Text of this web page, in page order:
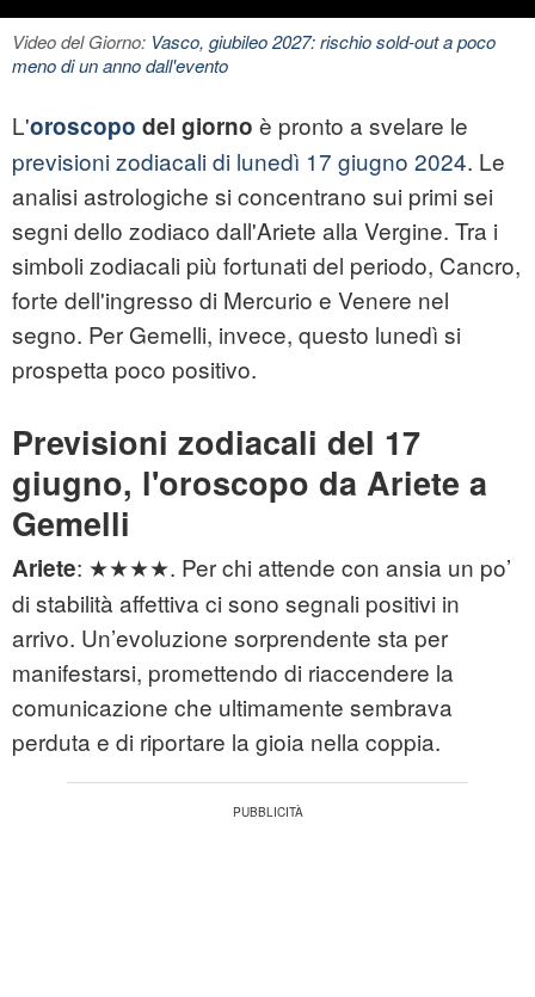
Video del Giorno: Vasco, giubileo 2027: rischio sold-out a poco
meno di un anno dall'evento
L'oroscopo del giorno è pronto a svelare le
previsioni zodiacali di lunedì 17 giugno 2024. Le
analisi astrologiche si concentrano sui primi sei
segni dello zodiaco dall'Ariete alla Vergine. Tra i
simboli zodiacali più fortunati del periodo, Cancro,
forte dell'ingresso di Mercurio e Venere nel
segno. Per Gemelli, invece, questo lunedì si
prospetta poco positivo.
Previsioni zodiacali del 17
giugno, l'oroscopo da Ariete a
Gemelli
Ariete: ★★★★. Per chi attende con ansia un po’
di stabilità affettiva ci sono segnali positivi in
arrivo. Un’evoluzione sorprendente sta per
manifestarsi, promettendo di riaccendere la
comunicazione che ultimamente sembrava
perduta e di riportare la gioia nella coppia.